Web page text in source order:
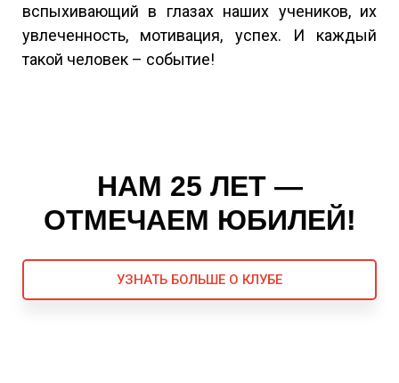
вспыхивающий в глазах наших учеников, их
увлеченность, мотивация, успех. И каждый
такой человек – событие!
НАМ 25 ЛЕТ —
ОТМЕЧАЕМ ЮБИЛЕЙ!
УЗНАТЬ БОЛЬШЕ О КЛУБЕ